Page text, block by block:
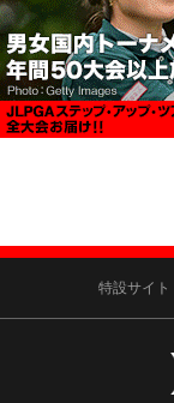
特設サイト